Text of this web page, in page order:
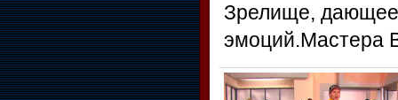
Зрелище, дающее
эмоций.Мастера